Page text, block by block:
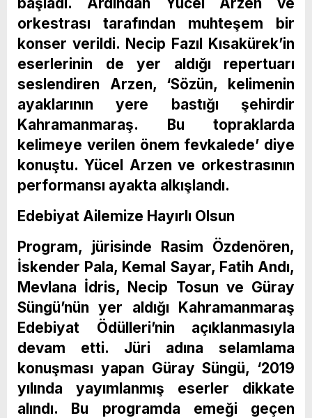
orkestrası tarafından muhteşem bir
konser verildi. Necip Fazıl Kısakürek’in
eserlerinin de yer aldığı repertuarı
seslendiren Arzen, ‘Sözün, kelimenin
ayaklarının yere bastığı şehirdir
Kahramanmaraş. Bu topraklarda
kelimeye verilen önem fevkalede’ diye
konuştu. Yücel Arzen ve orkestrasının
performansı ayakta alkışlandı.
Edebiyat Ailemize Hayırlı Olsun
Program, jürisinde Rasim Özdenören,
İskender Pala, Kemal Sayar, Fatih Andı,
Mevlana İdris, Necip Tosun ve Güray
Süngü’nün yer aldığı Kahramanmaraş
Edebiyat Ödülleri’nin açıklanmasıyla
devam etti. Jüri adına selamlama
konuşması yapan Güray Süngü, ‘2019
yılında yayımlanmış eserler dikkate
alındı. Bu programda emeği geçen